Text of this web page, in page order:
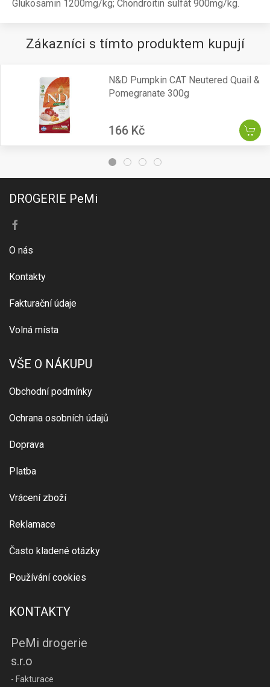
Glukosamin 1200mg/kg; Chondroitin sulfát 900mg/kg.
Zákazníci s tímto produktem kupují
N&D Pumpkin CAT Neutered Quail &
Pomegranate 300g
166 Kč
DROGERIE PeMi
O nás
Kontakty
Fakturační údaje
Volná místa
VŠE O NÁKUPU
Obchodní podmínky
Ochrana osobních údajů
Doprava
Platba
Vrácení zboží
Reklamace
Často kladené otázky
Používání cookies
KONTAKTY
PeMi drogerie
s.r.o
- Fakturace